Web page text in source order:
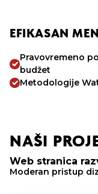
EFIKASAN
Pravovremeno
budžet
Metodologije
NAŠI
Web stranica
Moderan pristup